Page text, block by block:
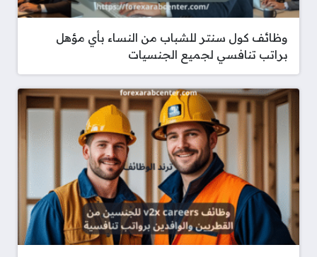
وظائف كول سنتر للشباب من النساء بأي مؤهل
براتب تنافسي لجميع الجنسيات